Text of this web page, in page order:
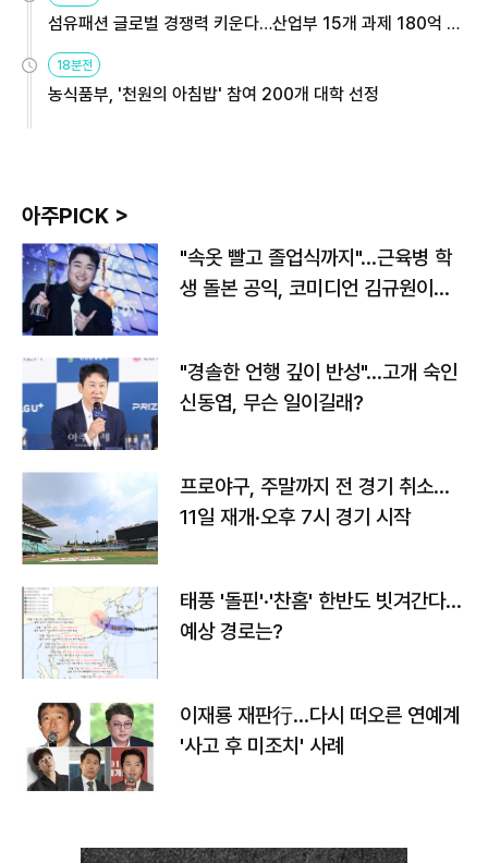
섬유패션 글로벌 경쟁력 키운다…산업부 15개 과제 180억 지
원
18분전
농식품부, '천원의 아침밥' 참여 200개 대학 선정
아주PICK >
"속옷 빨고 졸업식까지"…근육병 학
생 돌본 공익, 코미디언 김규원이었
"경솔한 언행 깊이 반성"…고개 숙인
신동엽, 무슨 일이길래?
프로야구, 주말까지 전 경기 취소…
11일 재개·오후 7시 경기 시작
태풍 '돌핀'·'찬홈' 한반도 빗겨간다…
예상 경로는?
이재룡 재판行…다시 떠오른 연예계
'사고 후 미조치' 사례